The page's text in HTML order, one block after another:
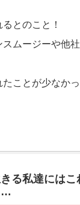
とのこと！
スムージーや他
ことが少なか
る私達にはこ
…